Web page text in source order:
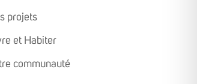
projets
et Habiter
communauté